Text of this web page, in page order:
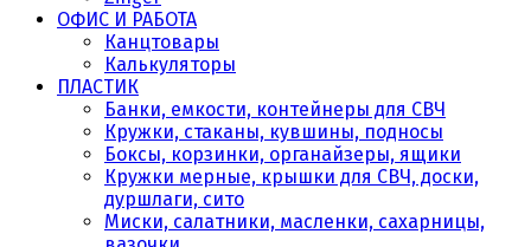
ОФИС И РАБОТА
Канцтовары
Калькуляторы
ПЛАСТИК
Банки, емкости, контейнеры для СВЧ
Кружки, стаканы, кувшины, подносы
Боксы, корзинки, органайзеры, ящики
Кружки мерные, крышки для СВЧ, доски,
дуршлаги, сито
Миски, салатники, масленки, сахарницы,